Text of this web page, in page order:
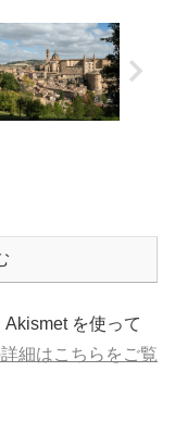
を使って
細はこちらをご覧